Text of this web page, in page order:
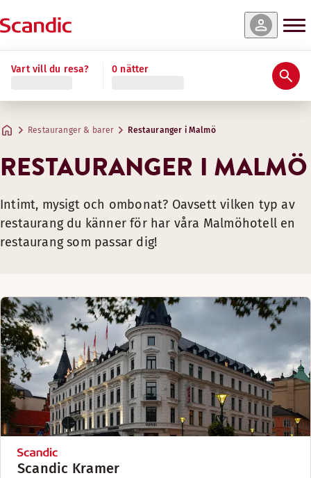
Vart vill du resa? 0 nätter
Restauranger & barer Restauranger i Malmö
RESTAURANGER I MALMÖ
Intimt, mysigt och ombonat? Oavsett vilken typ av
restaurang du känner för har våra Malmöhotell en
restaurang som passar dig!
Scandic Kramer